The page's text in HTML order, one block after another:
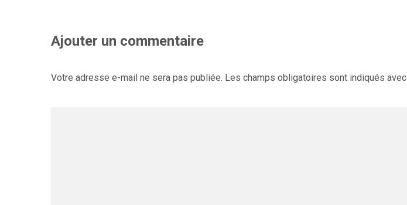
Ajouter un commentaire
Votre adresse e-mail ne sera pas publiée. Les champs obligatoires sont indiqués avec